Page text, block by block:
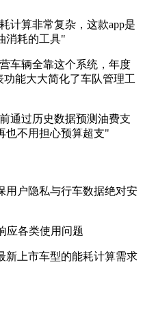
计算非常复杂，这款app是
消耗的工具"
车辆全靠这个系统，年度
能大大简化了车队管理工
通过历史数据预测油费支
也不用担心预算超支"
用户隐私与行车数据绝对安
应各类使用问题
新上市车型的能耗计算需求